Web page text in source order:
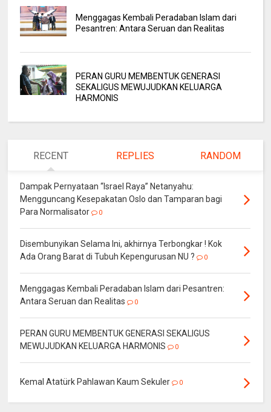
Menggagas Kembali Peradaban Islam dari
Pesantren: Antara Seruan dan Realitas
PERAN GURU MEMBENTUK GENERASI
SEKALIGUS MEWUJUDKAN KELUARGA
HARMONIS
RECENT REPLIES RANDOM
Dampak Pernyataan “Israel Raya” Netanyahu:
Mengguncang Kesepakatan Oslo dan Tamparan bagi
Para Normalisator
0
Disembunyikan Selama Ini, akhirnya Terbongkar ! Kok
Ada Orang Barat di Tubuh Kepengurusan NU ?
0
Menggagas Kembali Peradaban Islam dari Pesantren:
Antara Seruan dan Realitas
0
PERAN GURU MEMBENTUK GENERASI SEKALIGUS
MEWUJUDKAN KELUARGA HARMONIS
0
Kemal Atatürk Pahlawan Kaum Sekuler 0